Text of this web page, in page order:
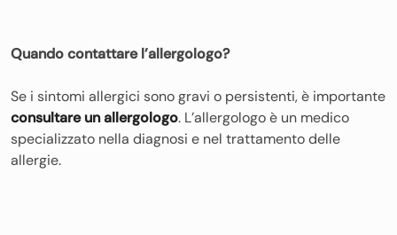
Quando contattare l’allergologo?
Se i sintomi allergici sono gravi o persistenti, è importante
consultare un allergologo. L’allergologo è un medico
specializzato nella diagnosi e nel trattamento delle
allergie.